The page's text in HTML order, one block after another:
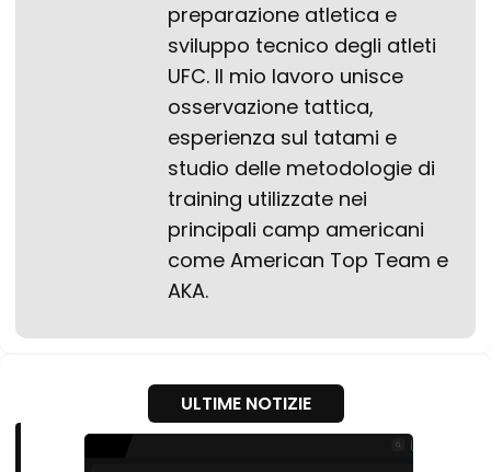
preparazione atletica e
sviluppo tecnico degli atleti
UFC. Il mio lavoro unisce
osservazione tattica,
esperienza sul tatami e
studio delle metodologie di
training utilizzate nei
principali camp americani
come American Top Team e
AKA.
ULTIME NOTIZIE